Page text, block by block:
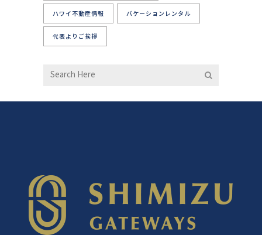
ハワイ不動産情報 バケーションレンタル
代表よりご挨拶